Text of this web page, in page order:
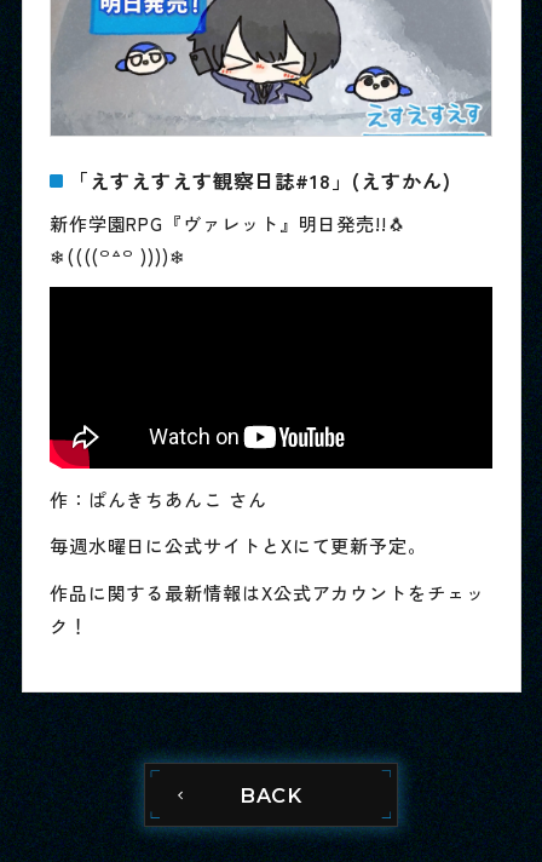
SPEC＆ BUY
製品情報＆購入ガイド
OFFICIAL
「えすえすえす観察日誌#18」(えすかん)
新作学園RPG『ヴァレット』明日発売!!🐧
❄((((꒪꒫꒪ ))))❄
作：ぱんきちあんこ さん
毎週水曜日に公式サイトとXにて更新予定。
作品に関する最新情報はX公式アカウントをチェッ
ク！
BACK